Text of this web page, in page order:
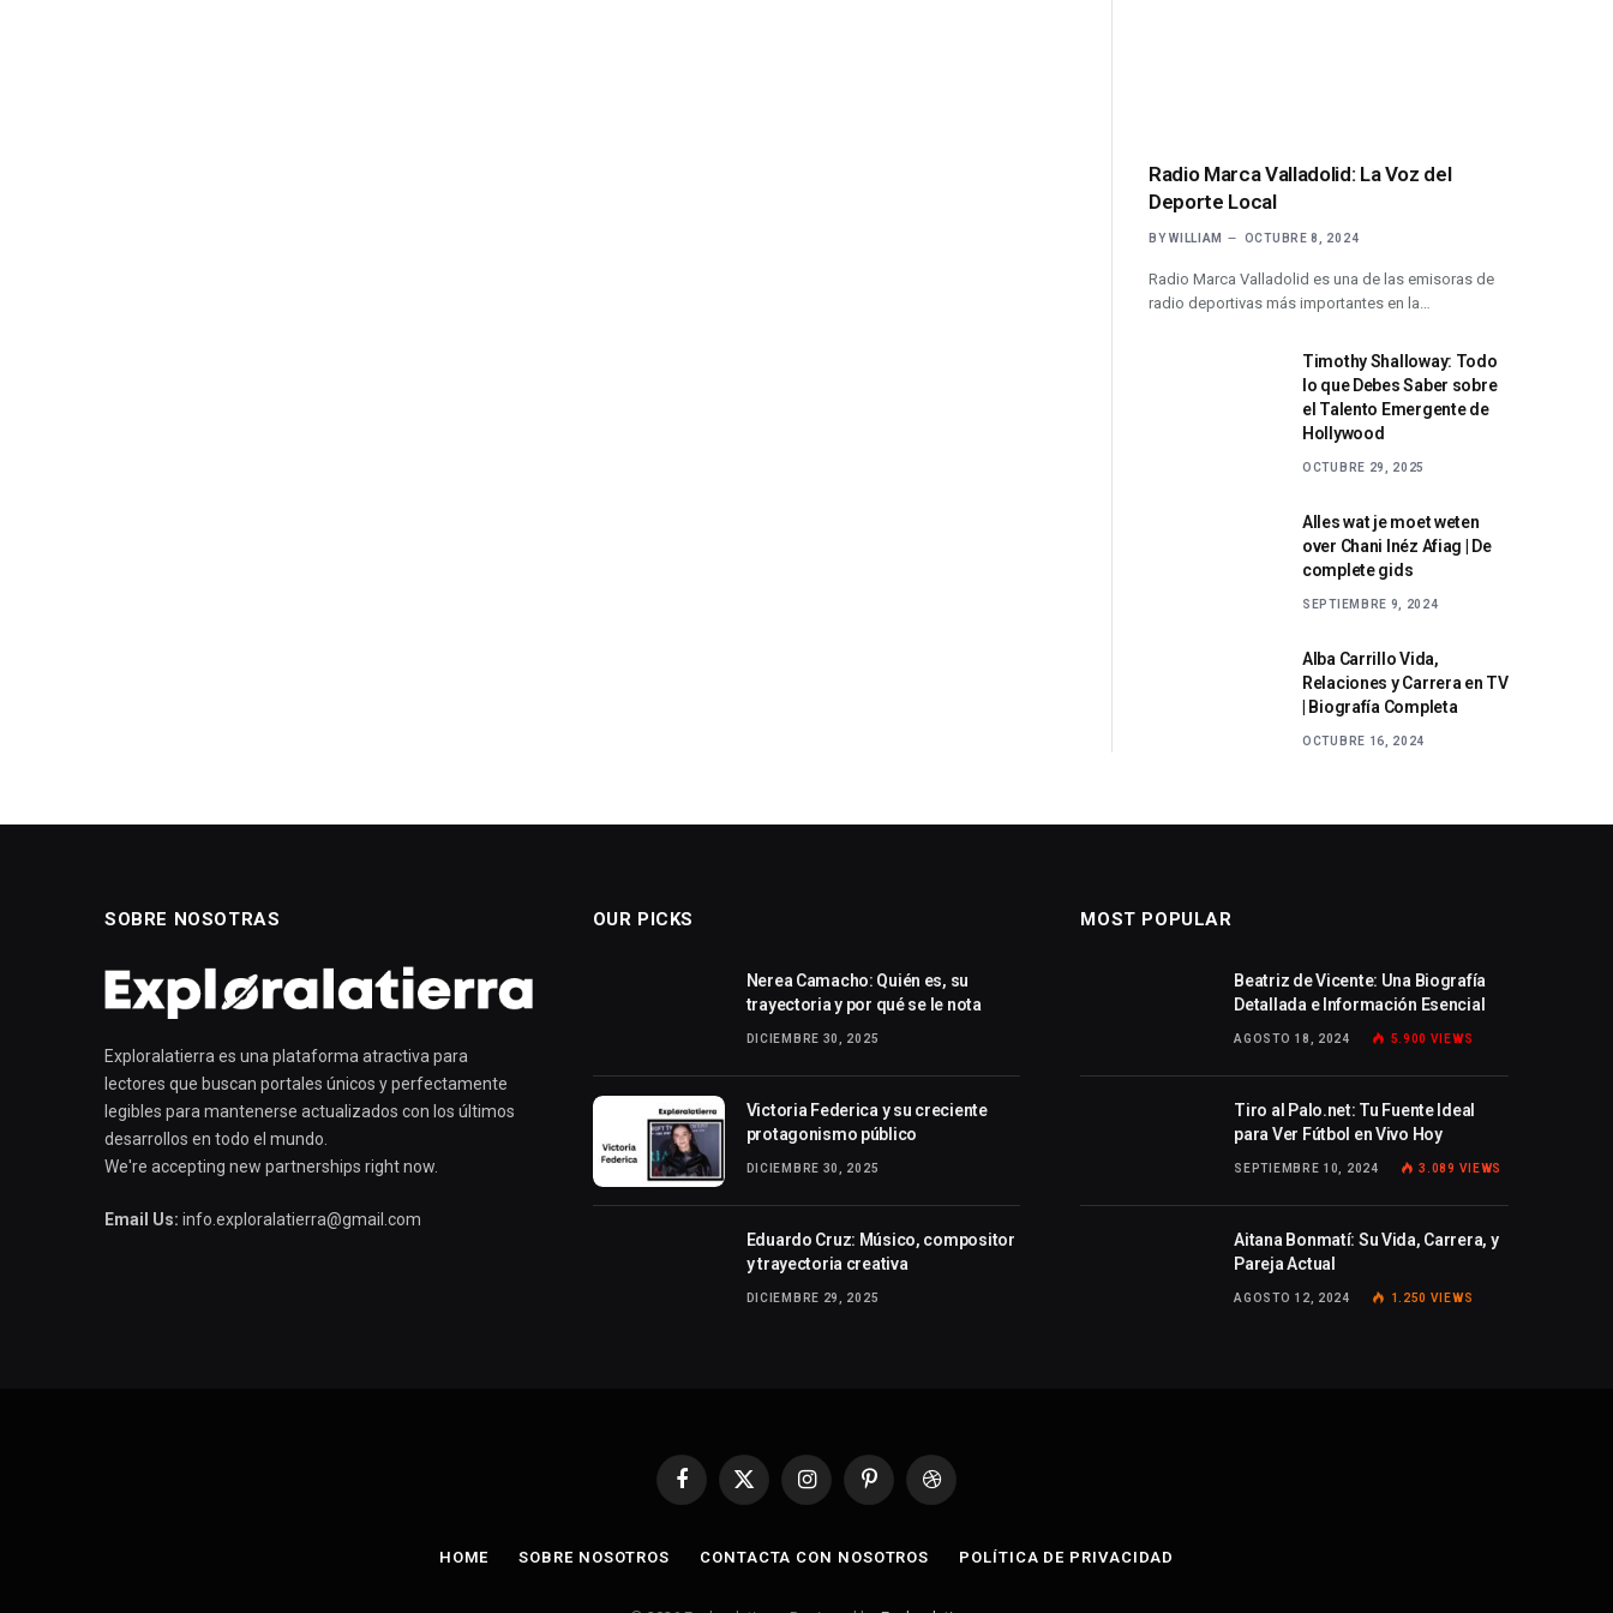
Radio Marca Valladolid: La Voz del
Deporte Local
BY WILLIAM OCTUBRE 8, 2024
Radio Marca Valladolid es una de las emisoras de
radio deportivas más importantes en la…
Timothy Shalloway: Todo
lo que Debes Saber sobre
el Talento Emergente de
Hollywood
OCTUBRE 29, 2025
Alles wat je moet weten
over Chani Inéz Afiag | De
complete gids
SEPTIEMBRE 9, 2024
Alba Carrillo Vida,
Relaciones y Carrera en TV
| Biografía Completa
OCTUBRE 16, 2024
SOBRE NOSOTRAS
Exploralatierra es una plataforma atractiva para
lectores que buscan portales únicos y perfectamente
legibles para mantenerse actualizados con los últimos
desarrollos en todo el mundo.
We're accepting new partnerships right now.
Email Us: info.exploralatierra@gmail.com
OUR PICKS
Nerea Camacho: Quién es, su
trayectoria y por qué se le nota
DICIEMBRE 30, 2025
Victoria Federica y su creciente
protagonismo público
DICIEMBRE 30, 2025
Eduardo Cruz: Músico, compositor
y trayectoria creativa
DICIEMBRE 29, 2025
MOST POPULAR
Beatriz de Vicente: Una Biografía
Detallada e Información Esencial
AGOSTO 18, 2024 5.900 VIEWS
Tiro al Palo.net: Tu Fuente Ideal
para Ver Fútbol en Vivo Hoy
SEPTIEMBRE 10, 2024 3.089 VIEWS
Aitana Bonmatí: Su Vida, Carrera, y
Pareja Actual
AGOSTO 12, 2024 1.250 VIEWS
Facebook
X
InstagramPinterestDribbble
HOME SOBRE NOSOTROS CONTACTA CON NOSOTROS POLÍTICA DE PRIVACIDAD